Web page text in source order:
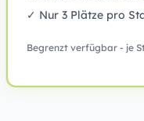
✓ Nur 3 Plätze pro
Begrenzt verfügbar - je